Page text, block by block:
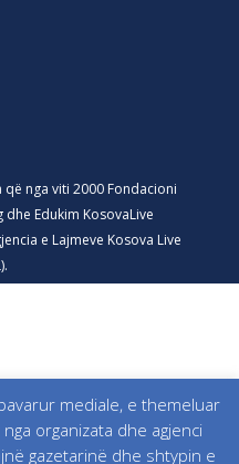
nga viti 2000 Fondacioni
Edukim KosovaLive
e Lajmeve Kosova Live
mediale, e themeluar
organizata dhe agjenci
gazetarinë dhe shtypin e